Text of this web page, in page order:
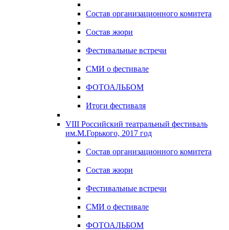
Состав организационного комитета
Состав жюри
Фестивальные встречи
СМИ о фестивале
ФОТОАЛЬБОМ
Итоги фестиваля
VIII Российский театральный фестиваль
им.М.Горького, 2017 год
Состав организационного комитета
Состав жюри
Фестивальные встречи
СМИ о фестивале
ФОТОАЛЬБОМ